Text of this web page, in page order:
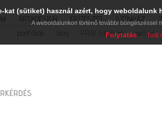
ART&DESIGN ÉPÍTÉSZET SZÍNHÁZ
portfóliók
PRAE folyóirat petíció
kat (sütiket) használ azért, hogy
A weboldalunkon történő további böngészéssel
Folytatás Tudj